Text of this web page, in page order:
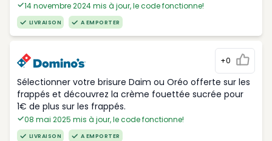
14 novembre 2024 mis à jour, le code fonctionne!
LIVRAISON A EMPORTER
+0
Sélectionner votre brisure Daim ou Oréo offerte sur les
frappés et découvrez la crème fouettée sucrée pour
1€ de plus sur les frappés.
08 mai 2025 mis à jour, le code fonctionne!
LIVRAISON A EMPORTER